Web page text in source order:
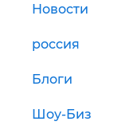
Новости
россия
Блоги
Шоу-Биз